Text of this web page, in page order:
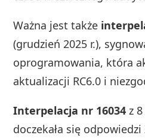
Ważna jest także
(grudzień 2025 r.),
oprogramowania, która
aktualizacji RC6.0 i
Interpelacja nr 16034 z
doczekała się